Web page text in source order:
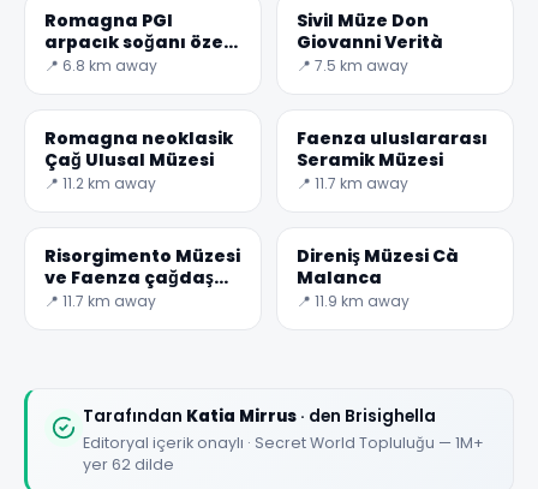
Romagna PGI
arpacık soğanı özel
bir şişe şekline
📍 6.8 km away
Sivil Müze Don
Giovanni Verità
📍 7.5 km away
Romagna neoklasik
Çağ Ulusal Müzesi
📍 11.2 km away
Faenza uluslararası
Seramik Müzesi
📍 11.7 km away
Risorgimento Müzesi
ve Faenza çağdaş
çağı
📍 11.7 km away
Direniş Müzesi Cà
Malanca
📍 11.9 km away
Tarafından Katia Mirrus · den Brisighella
Editoryal içerik onaylı · Secret World Topluluğu — 1M+
yer 62 dilde